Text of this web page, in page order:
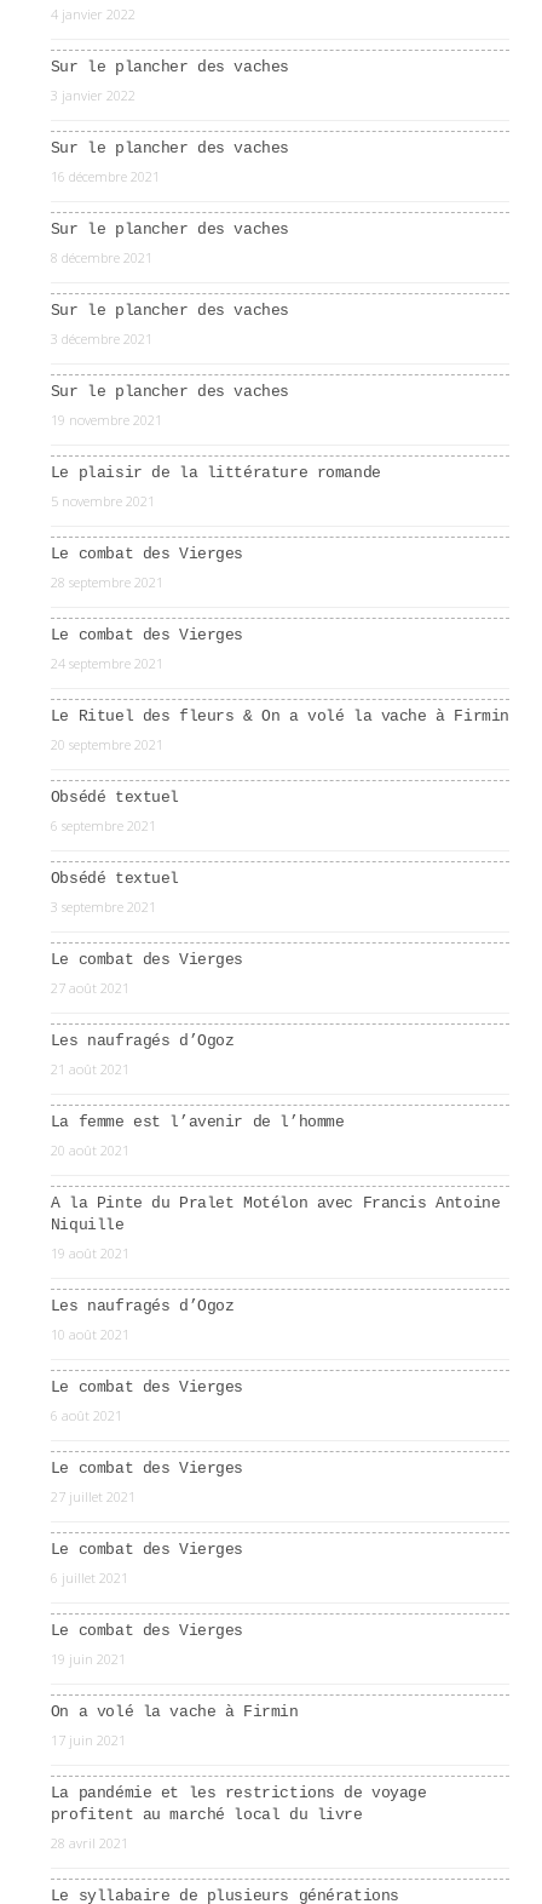
4 janvier 2022
Sur le plancher des vaches
3 janvier 2022
Sur le plancher des vaches
16 décembre 2021
Sur le plancher des vaches
8 décembre 2021
Sur le plancher des vaches
3 décembre 2021
Sur le plancher des vaches
19 novembre 2021
Le plaisir de la littérature romande
5 novembre 2021
Le combat des Vierges
28 septembre 2021
Le combat des Vierges
24 septembre 2021
Le Rituel des fleurs & On a volé la vache à Firmin
20 septembre 2021
Obsédé textuel
6 septembre 2021
Obsédé textuel
3 septembre 2021
Le combat des Vierges
27 août 2021
Les naufragés d’Ogoz
21 août 2021
La femme est l’avenir de l’homme
20 août 2021
A la Pinte du Pralet Motélon avec Francis Antoine
Niquille
19 août 2021
Les naufragés d’Ogoz
10 août 2021
Le combat des Vierges
6 août 2021
Le combat des Vierges
27 juillet 2021
Le combat des Vierges
6 juillet 2021
Le combat des Vierges
19 juin 2021
On a volé la vache à Firmin
17 juin 2021
La pandémie et les restrictions de voyage
profitent au marché local du livre
28 avril 2021
Le syllabaire de plusieurs générations